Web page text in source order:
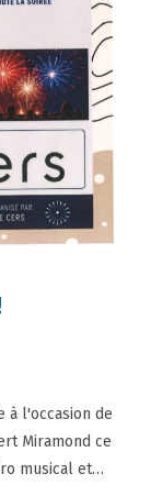
à l'occasion de
Miramond ce
musical et…